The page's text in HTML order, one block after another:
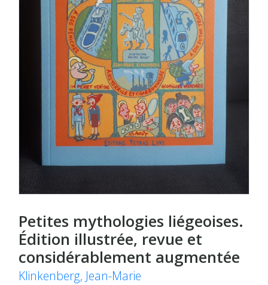
Petites mythologies liégeoises.
Édition illustrée, revue et
considérablement augmentée
Klinkenberg, Jean-Marie